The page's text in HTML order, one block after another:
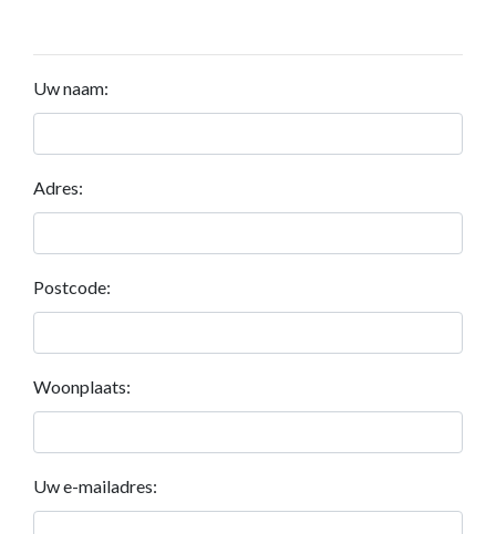
Uw naam:
Adres:
Postcode:
Woonplaats:
Uw e-mailadres: